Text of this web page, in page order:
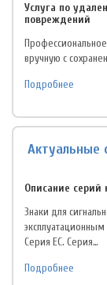
Услуга по
повреждений
вручную с
Подробнее
Актуальные
Описание серий
Знаки для
Серия EC. Серия…
Подробнее